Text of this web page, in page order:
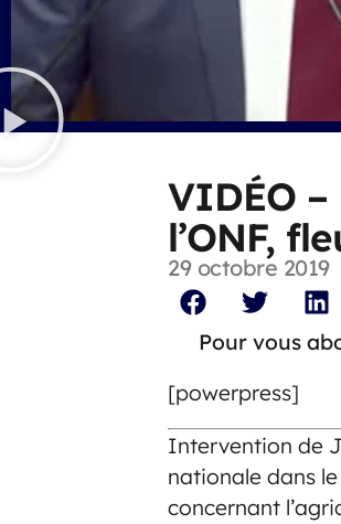
VIDÉO
l’ONF,
29 octobre 2019
Pour vous
[powerpress]
Intervention de
nationale dans
concernant